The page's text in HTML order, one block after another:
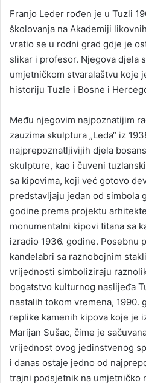
Franjo Leder rođen je u Tuzli
školovanja na Akademiji
vratio se u rodni grad gdje je
slikar i profesor. Njegova djela
umjetničkom stvaralaštvu koje
historiju Tuzle i Bosne i
Među njegovim najpoznatijim
zauzima skulptura „Leda“ iz
najprepoznatljivijih djela
skulpture, kao i čuveni
sa kipovima, koji već gotovo
predstavljaju jedan od simbola
godine prema projektu
monumentalni kipovi titana sa
izradio 1936. godine. Posebnu
kandelabri sa raznobojnim
vrijednosti simboliziraju
bogatstvo kulturnog naslijeđa
nastalih tokom vremena, 1990.
replike kamenih kipova koje je
Marijan Sušac, čime je
vrijednost ovog jedinstvenog
i danas ostaje jedno od
trajni podsjetnik na umjetničko